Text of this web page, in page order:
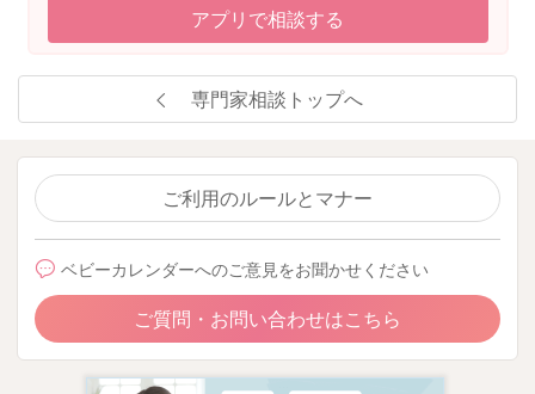
アプリで相談する
専門家相談トップへ
ご利用のルールとマナー
ベビーカレンダーへのご意見をお聞かせください
ご質問・お問い合わせはこちら